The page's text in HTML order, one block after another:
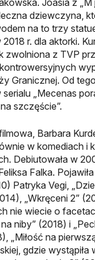
Joasia z „M
dziewczyna,
na to trzy
2018 r. dla aktorki.
zwolniona z TVP
Granicznej. Od
serialu „Mecenas
szczęście”.
Barbara
w komediach i
Debiutowała w
Falka.
Patryka Vegi,
„Wkręceni 2”
nie wiecie o
niby” (2018) i
„Miłość na
gdzie wystąpiła